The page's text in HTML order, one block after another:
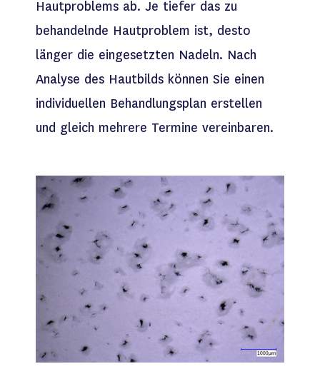
Hautproblems ab. Je tiefer das zu
behandelnde Hautproblem ist, desto
länger die eingesetzten Nadeln. Nach
Analyse des Hautbilds können Sie einen
individuellen Behandlungsplan erstellen
und gleich mehrere Termine vereinbaren.